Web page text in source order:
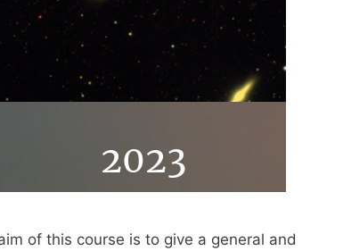
of this course is to give a general and